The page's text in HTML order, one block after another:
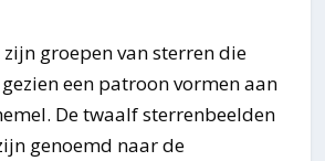
groepen van sterren die
een patroon vormen aan
De twaalf sterrenbeelden
genoemd naar de